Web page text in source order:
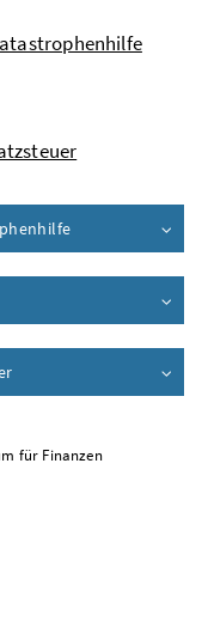
für Finanzen